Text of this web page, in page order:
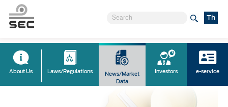
Th
About Us Laws/Regulations
News/Market
Data
Investors e-service